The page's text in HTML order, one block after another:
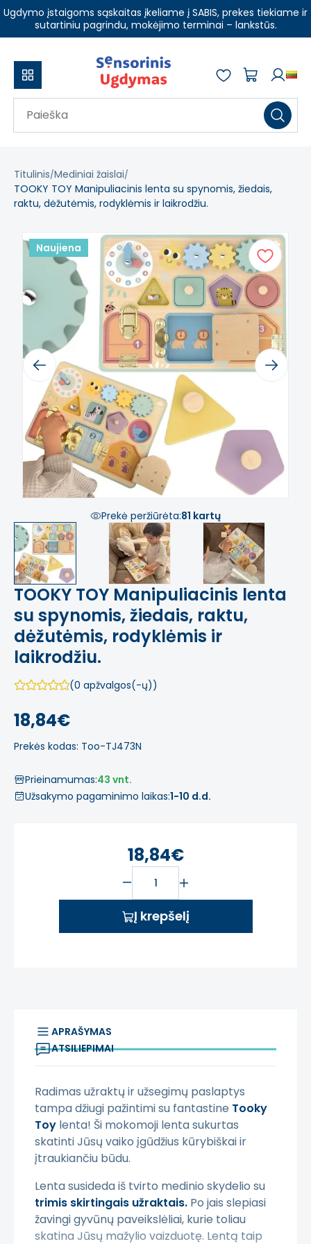
Ugdymo įstaigoms sąskaitas įkeliame į SABIS, prekes tiekiame ir
sutartiniu pagrindu, mokėjimo terminai – lankstūs.
Titulinis Mediniai žaislai
TOOKY TOY Manipuliacinis lenta su spynomis, žiedais,
raktu, dėžutėmis, rodyklėmis ir laikrodžiu.
Naujiena
Previous Next
Prekė peržiūrėta:81 kartų
TOOKY TOY Manipuliacinis lenta
su spynomis, žiedais, raktu,
dėžutėmis, rodyklėmis ir
laikrodžiu.
(0 apžvalgos(-ų))
18,84€
Prekės kodas: Too-TJ473N
Prieinamumas:43 vnt.
Užsakymo pagaminimo laikas:1-10 d.d.
18,84€
Į krepšelį
APRAŠYMAS
ATSILIEPIMAI
Radimas užraktų ir užsegimų paslaptys
tampa džiugi pažintimi su fantastine Tooky
Toy lenta! Ši mokomoji lenta sukurtas
skatinti Jūsų vaiko įgūdžius kūrybiškai ir
įtraukiančiu būdu.
Lenta susideda iš tvirto medinio skydelio su
trimis skirtingais užraktais. Po jais slepiasi
žavingi gyvūnų paveikslėliai, kurie toliau
skatina Jūsų mažylio vaizduotę. Lentą taip